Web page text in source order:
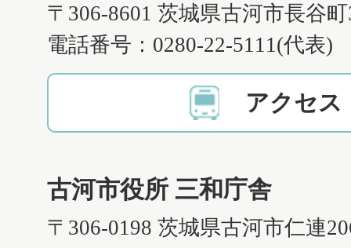
〒306-8601 茨城県古河市長谷
電話番号：0280-22-5111(代表)
アクセス
古河市役所 三和庁舎
〒306-0198 茨城県古河市仁連